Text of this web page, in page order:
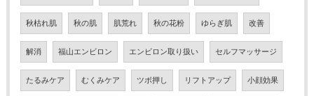
秋枯れ肌 秋の肌 肌荒れ 秋の花粉 ゆらぎ肌 改善
解消 福山エンビロン エンビロン取り扱い セルフマッサージ
たるみケア むくみケア ツボ押し リフトアップ 小顔効果